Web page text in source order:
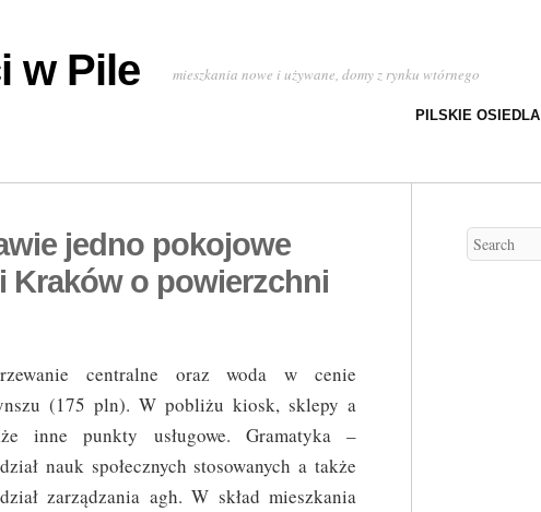
w Pile mieszkania nowe i używane, domy z rynku wtórnego
PILSKIE OSIEDLA
jedno pokojowe
Kraków o powierzchni
centralne oraz woda w cenie
(175 pln). W pobliżu kiosk, sklepy a
inne punkty usługowe. Gramatyka –
nauk społecznych stosowanych a także
zarządzania agh. W skład mieszkania